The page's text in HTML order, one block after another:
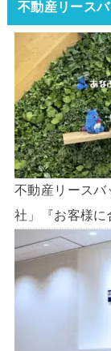
不動産リース
不動産リースバ
社」『お客様に